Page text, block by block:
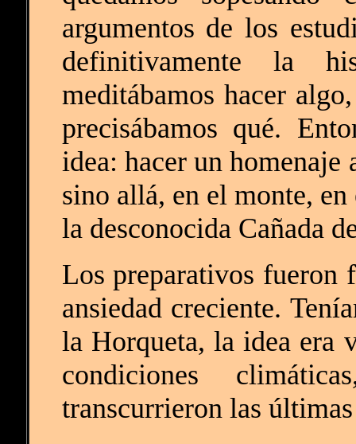
argumentos de los
definitivamente la
meditábamos hacer
precisábamos qué.
idea: hacer un homenaje
sino allá, en el monte,
la desconocida Cañada
Los preparativos fueron
ansiedad creciente.
la Horqueta, la idea era
condiciones
transcurrieron las